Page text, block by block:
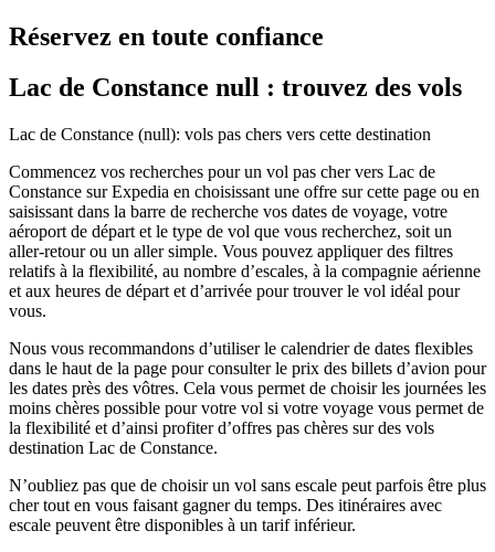
Réservez en toute confiance
Lac de Constance null : trouvez des vols
Lac de Constance (null): vols pas chers vers cette destination
Commencez vos recherches pour un vol pas cher vers Lac de
Constance sur Expedia en choisissant une offre sur cette page ou en
saisissant dans la barre de recherche vos dates de voyage, votre
aéroport de départ et le type de vol que vous recherchez, soit un
aller-retour ou un aller simple. Vous pouvez appliquer des filtres
relatifs à la flexibilité, au nombre d’escales, à la compagnie aérienne
et aux heures de départ et d’arrivée pour trouver le vol idéal pour
vous.
Nous vous recommandons d’utiliser le calendrier de dates flexibles
dans le haut de la page pour consulter le prix des billets d’avion pour
les dates près des vôtres. Cela vous permet de choisir les journées les
moins chères possible pour votre vol si votre voyage vous permet de
la flexibilité et d’ainsi profiter d’offres pas chères sur des vols
destination Lac de Constance.
N’oubliez pas que de choisir un vol sans escale peut parfois être plus
cher tout en vous faisant gagner du temps. Des itinéraires avec
escale peuvent être disponibles à un tarif inférieur.